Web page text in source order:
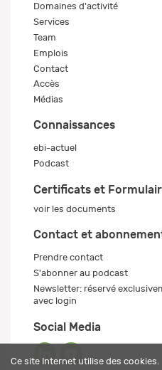
Domaines d'activité
Services
Team
Emplois
Contact
Accès
Médias
Connaissances
ebi-actuel
Podcast
Certificats et
voir les documents
Contact et
Prendre contact
S'abonner au podcast
Newsletter: réservé
avec login
Social Media
Ce site Internet utilise des cookies.